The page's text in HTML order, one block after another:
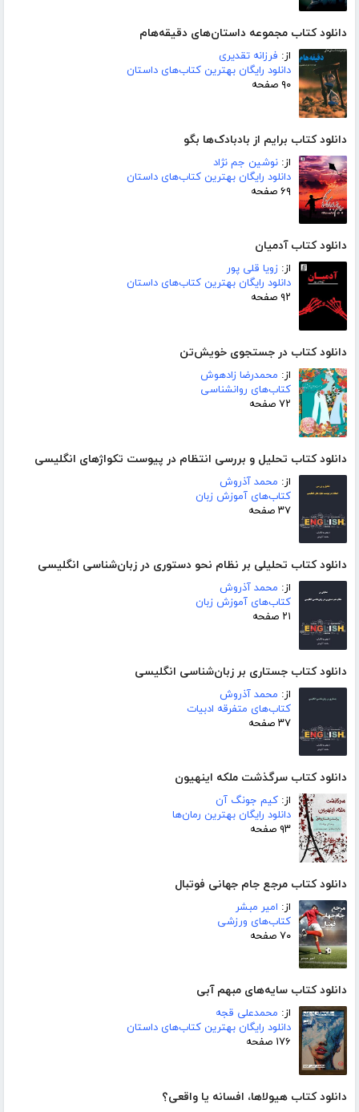
دانلود کتاب مجموعه داستان‌های دقیقه‌هام
از: فرزانه تقدیری
دانلود رایگان بهترین کتاب‌های داستان
۹۰ صفحه
دانلود کتاب برایم از بادبادک‌ها بگو
از: نوشین جم نژاد
دانلود رایگان بهترین کتاب‌های داستان
۶۹ صفحه
دانلود کتاب آدمیان
از: زویا قلی پور
دانلود رایگان بهترین کتاب‌های داستان
۹۲ صفحه
دانلود کتاب در جستجوی خویش‌تن
از: محمدرضا زادهوش
کتاب‌های روانشناسی
۷۲ صفحه
دانلود کتاب تحلیل و بررسی انتظام در پیوست تکواژهای انگلیسی
از: محمد آذروش
کتاب‌های آموزش زبان
۳۷ صفحه
دانلود کتاب تحلیلی بر نظام نحو دستوری در زبان‌شناسی انگلیسی
از: محمد آذروش
کتاب‌های آموزش زبان
۲۱ صفحه
دانلود کتاب جستاری بر زبان‌شناسی انگلیسی
از: محمد آذروش
کتاب‌های متفرقه ادبیات
۳۷ صفحه
دانلود کتاب سرگذشت ملکه اینهیون
از: کیم جونگ آن
دانلود رایگان بهترین رمان‌ها
۹۳ صفحه
دانلود کتاب مرجع جام جهانی فوتبال
از: امیر مبشر
کتاب‌های ورزشی
۷۰ صفحه
دانلود کتاب سایه‌های مبهم آبی
از: محمدعلی قجه
دانلود رایگان بهترین کتاب‌های داستان
۱۷۶ صفحه
دانلود کتاب هیولاها، افسانه یا واقعی؟